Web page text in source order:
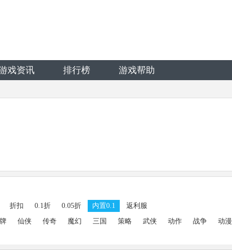
戏资讯 排行榜 游戏帮助
折扣 0.1折 0.05折 内置0.1 返利服
仙侠 传奇 魔幻 三国 策略 武侠 动作 战争 动漫